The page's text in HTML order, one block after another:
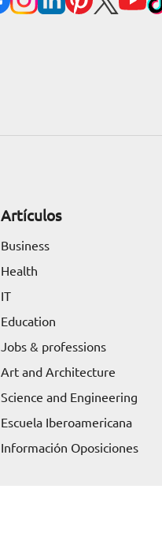
Artículos
Business
Health
IT
Education
Jobs & professions
Art and Architecture
Science and Engineering
Escuela Iberoamericana
Información Oposiciones